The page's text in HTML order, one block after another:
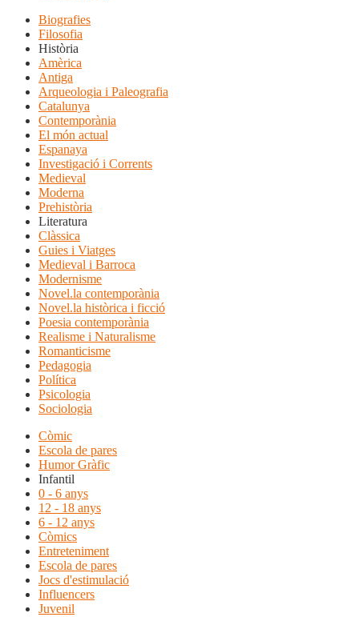
Biografies
Filosofia
Història
Amèrica
Antiga
Arqueologia i Paleografia
Catalunya
Contemporània
El món actual
Espanaya
Investigació i Corrents
Medieval
Moderna
Prehistòria
Literatura
Clàssica
Guies i Viatges
Medieval i Barroca
Modernisme
Novel.la contemporània
Novel.la històrica i ficció
Poesia contemporània
Realisme i Naturalisme
Romanticisme
Pedagogia
Política
Psicologia
Sociologia
Còmic
Escola de pares
Humor Gràfic
Infantil
0 - 6 anys
12 - 18 anys
6 - 12 anys
Còmics
Entreteniment
Escola de pares
Jocs d'estimulació
Influencers
Juvenil